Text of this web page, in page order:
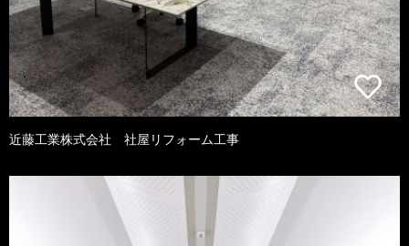
近藤工業株式会社 社屋リフォーム工事